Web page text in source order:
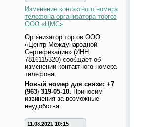
Изменение контактного номера
телефона организатора торгов
ООО «ЦМС»
Организатор торгов ООО
«Центр Международной
Сертификации» (ИНН
7816115320) сообщает об
изменении контактного номера
телефона.
Новый номер для связи: +7
(963) 319-05-10. Приносим
извинения за возможные
неудобства.
11.08.2021 10:15